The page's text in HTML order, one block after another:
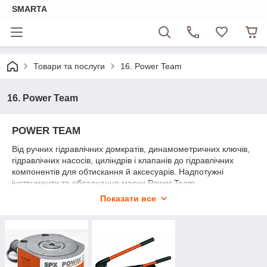
SMARTA
Товари та послуги 16. Power Team
16. Power Team
POWER TEAM
Від ручних гідравлічних домкратів, динамометричних ключів,
гідравлічних насосів, циліндрів і клапанів до гідравлічних
компонентів для обтискання й аксесуарів. Надпотужні
інструменти та обладнання марки Power Team
використовується скрізь, де потрібне застосування
Центральний офіс
розташований у Сполучених
Штатах, Рокфорд, штат Мічиган. Товары под брендом
Team
продаються корпорацією SPXу 155 країнах. Офіси з
Показати все